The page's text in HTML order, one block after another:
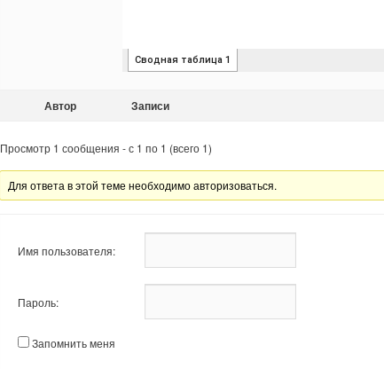
Автор Записи
Просмотр 1 сообщения - с 1 по 1 (всего 1)
Для ответа в этой теме необходимо авторизоваться.
Имя пользователя:
Пароль:
Запомнить меня